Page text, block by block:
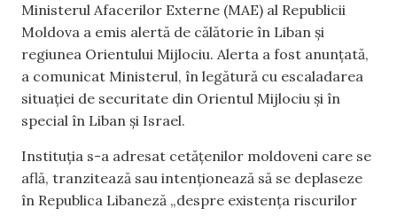
Ministerul Afacerilor Externe (MAE) al Republicii
Moldova a emis alertă de călătorie în Liban și
regiunea Orientului Mijlociu. Alerta a fost anunțată,
a comunicat Ministerul, în legătură cu escaladarea
situației de securitate din Orientul Mijlociu și în
special în Liban și Israel.
Instituția s-a adresat cetățenilor moldoveni care se
află, tranzitează sau intenționează să se deplaseze
în Republica Libaneză „despre existența riscurilor